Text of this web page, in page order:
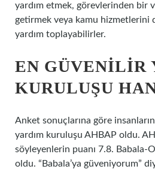
yardım etmek, görevlerinden bir
getirmek veya kamu hizmetlerini
yardım toplayabilirler.
EN GÜVENILIR
KURULUŞU
Anket sonuçlarına göre
yardım kuruluşu AHBAP oldu.
söyleyenlerin puanı 7.8. Babala-
oldu. “Babala’ya güveniyorum”